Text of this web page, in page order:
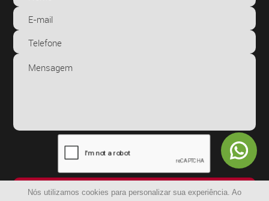
Nós utilizamos cookies para personalizar sua experiência. Ao
ENVIAR